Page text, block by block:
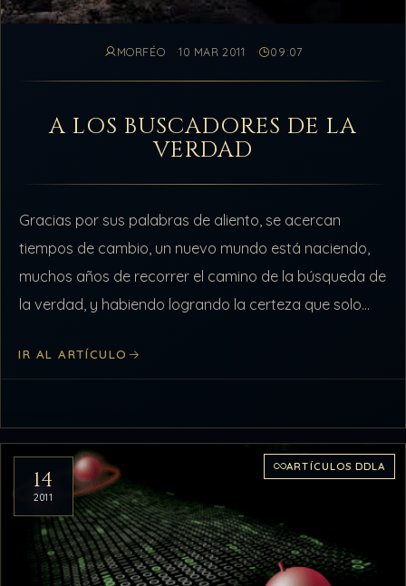
MORFÉO 10 MAR 2011 09:07
A LOS BUSCADORES DE LA
VERDAD
Gracias por sus palabras de aliento, se acercan
tiempos de cambio, un nuevo mundo está naciendo,
muchos años de recorrer el camino de la búsqueda de
la verdad, y habiendo logrando la certeza que solo
IR AL ARTÍCULO
14
2011
ARTÍCULOS DDLA